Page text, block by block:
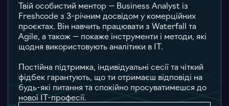
Твій особистий ментор — Business Analyst із
Freshcode з 3-річним досвідом у комерційних
проєктах. Він навчить працювати з Waterfall та
Agile, а також — покаже інструменти і методи, які
щодня використовують аналітики в ІТ.
Постійна підтримка, індивідуальні сесії та чіткий
фідбек гарантують, що ти отримаєш відповіді на
будь-які питання та спокійно просуватимешся до
нової ІТ-професії.